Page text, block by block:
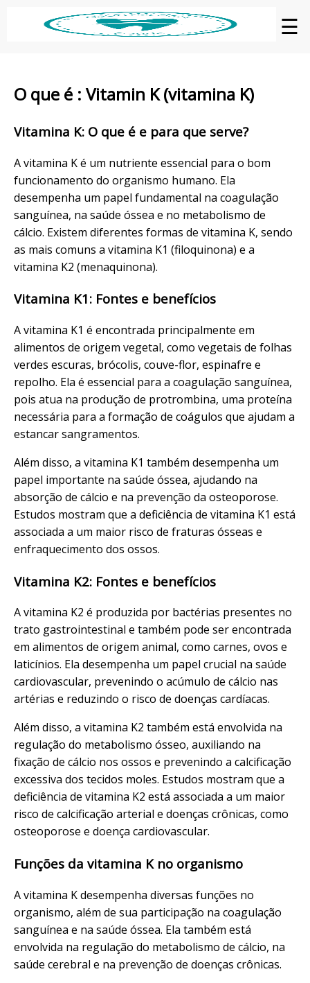
☰
O que é : Vitamin K (vitamina K)
Vitamina K: O que é e para que serve?
A vitamina K é um nutriente essencial para o bom
funcionamento do organismo humano. Ela
desempenha um papel fundamental na coagulação
sanguínea, na saúde óssea e no metabolismo de
cálcio. Existem diferentes formas de vitamina K, sendo
as mais comuns a vitamina K1 (filoquinona) e a
vitamina K2 (menaquinona).
Vitamina K1: Fontes e benefícios
A vitamina K1 é encontrada principalmente em
alimentos de origem vegetal, como vegetais de folhas
verdes escuras, brócolis, couve-flor, espinafre e
repolho. Ela é essencial para a coagulação sanguínea,
pois atua na produção de protrombina, uma proteína
necessária para a formação de coágulos que ajudam a
estancar sangramentos.
Além disso, a vitamina K1 também desempenha um
papel importante na saúde óssea, ajudando na
absorção de cálcio e na prevenção da osteoporose.
Estudos mostram que a deficiência de vitamina K1 está
associada a um maior risco de fraturas ósseas e
enfraquecimento dos ossos.
Vitamina K2: Fontes e benefícios
A vitamina K2 é produzida por bactérias presentes no
trato gastrointestinal e também pode ser encontrada
em alimentos de origem animal, como carnes, ovos e
laticínios. Ela desempenha um papel crucial na saúde
cardiovascular, prevenindo o acúmulo de cálcio nas
artérias e reduzindo o risco de doenças cardíacas.
Além disso, a vitamina K2 também está envolvida na
regulação do metabolismo ósseo, auxiliando na
fixação de cálcio nos ossos e prevenindo a calcificação
excessiva dos tecidos moles. Estudos mostram que a
deficiência de vitamina K2 está associada a um maior
risco de calcificação arterial e doenças crônicas, como
osteoporose e doença cardiovascular.
Funções da vitamina K no organismo
A vitamina K desempenha diversas funções no
organismo, além de sua participação na coagulação
sanguínea e na saúde óssea. Ela também está
envolvida na regulação do metabolismo de cálcio, na
saúde cerebral e na prevenção de doenças crônicas.